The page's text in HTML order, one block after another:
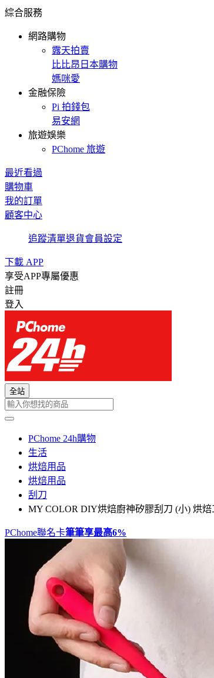
綜合服務
網路購物
露天拍賣
比比昂日本購物
媽咪愛
金融保險
Pi 拍錢包
易安網
旅遊娛樂
PChome 旅遊
最近看過
購物車
我的訂單
顧客中心
追蹤清單退貨會員設定
下載 APP
享受APP專屬優惠
註冊
登入
全站
PChome 24h購物
生活
烘焙用品
烘焙用品
刮刀
MY COLOR DIY烘焙廚神矽膠刮刀 (小) 烘焙
PChome聯名卡筆筆享最高6%